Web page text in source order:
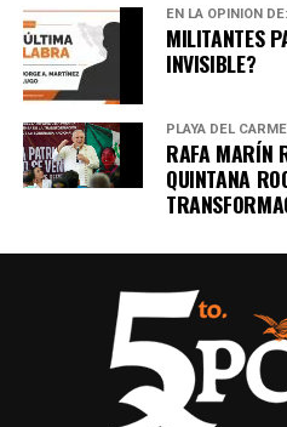
Únete al canal
Quinto Podery
importantes de
en tu teléfono.
Unirme al
EN LA OPINIÓN DE:
MILITANTES
INVISIBLE?
PLAYA DEL
RAFA MARÍN
QUINTANA